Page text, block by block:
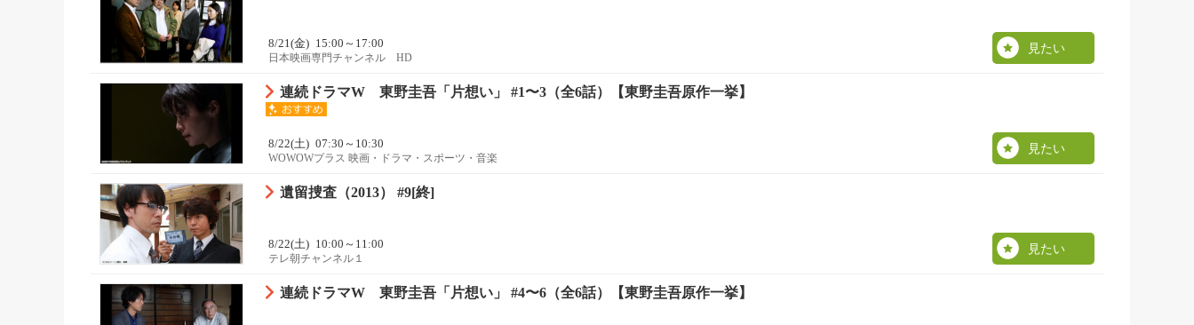
8/21(金) 15:00～17:00
日本映画専門チャンネル HD
見たい
連続ドラマW 東野圭吾「片想い」 #1〜3（全6話）【東野圭吾原作一挙】
8/22(土) 07:30～10:30
WOWOWプラス 映画・ドラマ・スポーツ・音楽
見たい
遺留捜査（2013） #9[終]
8/22(土) 10:00～11:00
テレ朝チャンネル１
見たい
連続ドラマW 東野圭吾「片想い」 #4〜6（全6話）【東野圭吾原作一挙】